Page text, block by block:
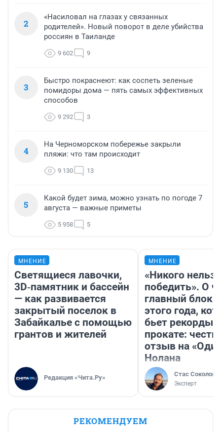
2
«Насиловал на глазах у связанных
родителей». Новый поворот в деле убийства
россиян в Таиланде
9 602 9
3
Быстро покраснеют: как соспеть зеленые
помидоры дома — пять самых эффективных
способов
9 292 3
4
На Черноморском побережье закрыли
пляжи: что там происходит
9 130 13
5
Какой будет зима, можно узнать по погоде 7
августа — важные приметы
5 958 5
МНЕНИЕ
Светящиеся лавочки,
3D‑памятник и бассейн
— как развивается
закрытый поселок в
Забайкалье с помощью
грантов и жителей
Редакция «Чита.Ру»
МНЕНИЕ
«Никого нельзя
победить». О
главный
этого года,
бьет рекорды в
прокате:
отзыв на
Нолана
Стас Соколов
Эксперт
РЕКОМЕНДУЕМ